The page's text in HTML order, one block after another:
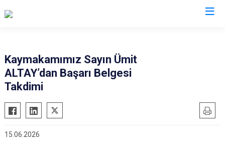
Büyükorhan
Gürsu
Mustafakemalpaşa
Kaymakamımız Sayın Ümit
ALTAY’dan Başarı Belgesi
Takdimi
15.06.2026